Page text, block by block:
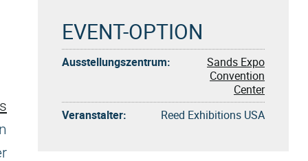
EVENT-OPTION
Ausstellungszentrum:
Sands Expo
Convention
Center
Veranstalter:
Reed Exhibitions USA